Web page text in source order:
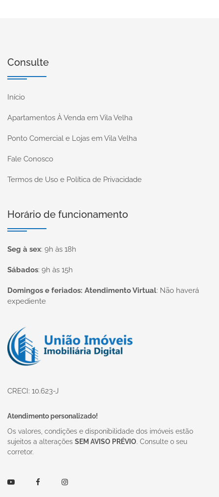
Consulte
Início
Apartamentos À Venda em Vila Velha
Ponto Comercial e Lojas em Vila Velha
Fale Conosco
Termos de Uso e Política de Privacidade
Horário de funcionamento
Seg à sex: 9h às 18h
Sábados: 9h às 15h
Domingos e feriados: Atendimento Virtual: Não haverá
expediente
Página inicial
CRECI: 10.623-J
Atendimento personalizado!
Os valores, condições e disponibilidade dos imóveis estão
sujeitos a alterações SEM AVISO PRÉVIO. Consulte o seu
corretor.
Youtube FacebookInstagram